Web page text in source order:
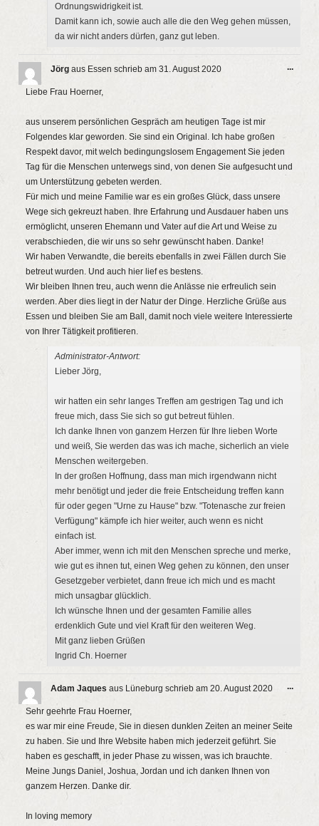
Ordnungswidrigkeit ist.
Damit kann ich, sowie auch alle die den Weg gehen müssen,
da wir nicht anders dürfen, ganz gut leben.
Jörgaus Essen schrieb am 31. August 2020
Liebe Frau Hoerner,
aus unserem persönlichen Gespräch am heutigen Tage ist mir
Folgendes klar geworden. Sie sind ein Original. Ich habe großen
Respekt davor, mit welch bedingungslosem Engagement Sie jeden
Tag für die Menschen unterwegs sind, von denen Sie aufgesucht und
um Unterstützung gebeten werden.
Für mich und meine Familie war es ein großes Glück, dass unsere
Wege sich gekreuzt haben. Ihre Erfahrung und Ausdauer haben uns
ermöglicht, unseren Ehemann und Vater auf die Art und Weise zu
verabschieden, die wir uns so sehr gewünscht haben. Danke!
Wir haben Verwandte, die bereits ebenfalls in zwei Fällen durch Sie
betreut wurden. Und auch hier lief es bestens.
Wir bleiben Ihnen treu, auch wenn die Anlässe nie erfreulich sein
werden. Aber dies liegt in der Natur der Dinge. Herzliche Grüße aus
Essen und bleiben Sie am Ball, damit noch viele weitere Interessierte
von Ihrer Tätigkeit profitieren.
Administrator-Antwort:
Lieber Jörg,
wir hatten ein sehr langes Treffen am gestrigen Tag und ich
freue mich, dass Sie sich so gut betreut fühlen.
Ich danke Ihnen von ganzem Herzen für Ihre lieben Worte
und weiß, Sie werden das was ich mache, sicherlich an viele
Menschen weitergeben.
In der großen Hoffnung, dass man mich irgendwann nicht
mehr benötigt und jeder die freie Entscheidung treffen kann
für oder gegen "Urne zu Hause" bzw. "Totenasche zur freien
Verfügung" kämpfe ich hier weiter, auch wenn es nicht
einfach ist.
Aber immer, wenn ich mit den Menschen spreche und merke,
wie gut es ihnen tut, einen Weg gehen zu können, den unser
Gesetzgeber verbietet, dann freue ich mich und es macht
mich unsagbar glücklich.
Ich wünsche Ihnen und der gesamten Familie alles
erdenklich Gute und viel Kraft für den weiteren Weg.
Mit ganz lieben Grüßen
Ingrid Ch. Hoerner
...Diese
Adam Jaquesaus Lüneburg schrieb am 20. August 2020
Sehr geehrte Frau Hoerner,
es war mir eine Freude, Sie in diesen dunklen Zeiten an meiner Seite
zu haben. Sie und Ihre Website haben mich jederzeit geführt. Sie
haben es geschafft, in jeder Phase zu wissen, was ich brauchte.
Meine Jungs Daniel, Joshua, Jordan und ich danken Ihnen von
ganzem Herzen. Danke dir.
In loving memory
...Diese